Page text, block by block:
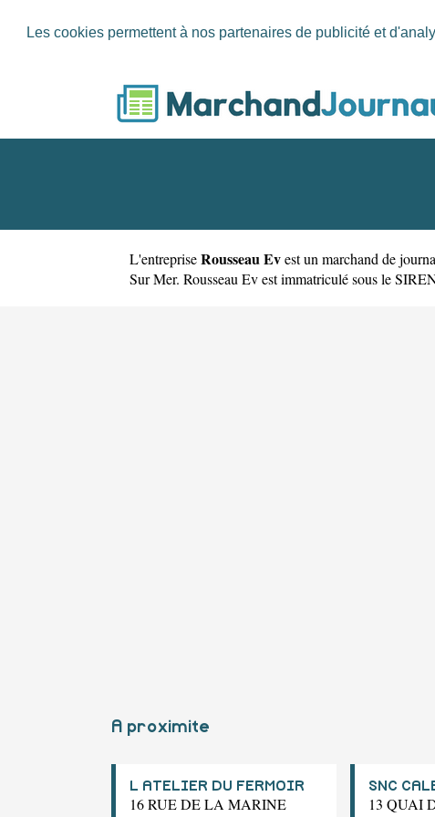
Les cookies permettent à nos partenaires de publicité et
L'entrepriseRousseau Evest un marchand de
Sur Mer. Rousseau Ev est immatriculé sous le
A proximite
L ATELIER DU FERMOIR
16 RUE DE LA MARINE
SNC
13 QUAI